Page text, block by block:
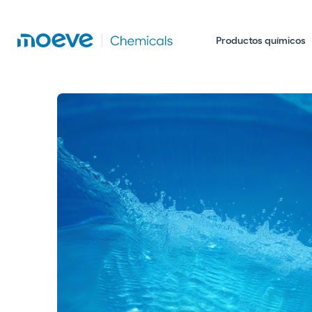
Productos químicos